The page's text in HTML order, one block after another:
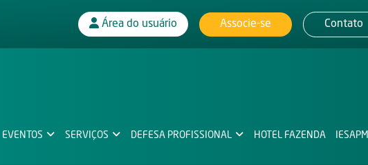
Área do usuário Associe-se Contato
EVENTOS SERVIÇOS DEFESA PROFISSIONAL HOTEL FAZENDA IESAPM